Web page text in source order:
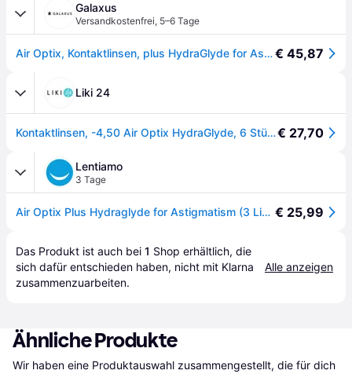
Galaxus
Versandkostenfrei, 5–6 Tage
Air Optix, Kontaktlinsen, plus HydraGlyde for Astigmatism (-1, Monatslinse, 6Stk., Torisch)€ 45,87
Liki 24
Kontaktlinsen, -4,50 Air Optix HydraGlyde, 6 Stück, Alcon€ 27,70
Lentiamo
3 Tage
Air Optix Plus Hydraglyde for Astigmatism (3 Linsen) € 25,99
Das Produkt ist auch bei 1 Shop erhältlich, die
sich dafür entschieden haben, nicht mit Klarna
zusammenzuarbeiten.
Alle anzeigen
Ähnliche Produkte
Wir haben eine Produktauswahl zusammengestellt, die für dich